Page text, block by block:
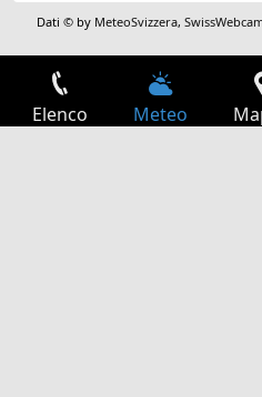
Dati © by MeteoSvizzera,
Elenco Meteo